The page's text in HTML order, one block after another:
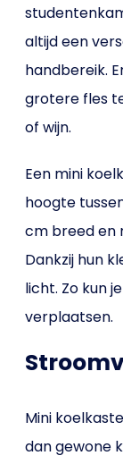
altijd een
handbereik.
grotere fles
of wijn.
Een mini
hoogte
cm breed en
Dankzij hun
licht. Zo kun
verplaatsen.
Mini
dan gewone